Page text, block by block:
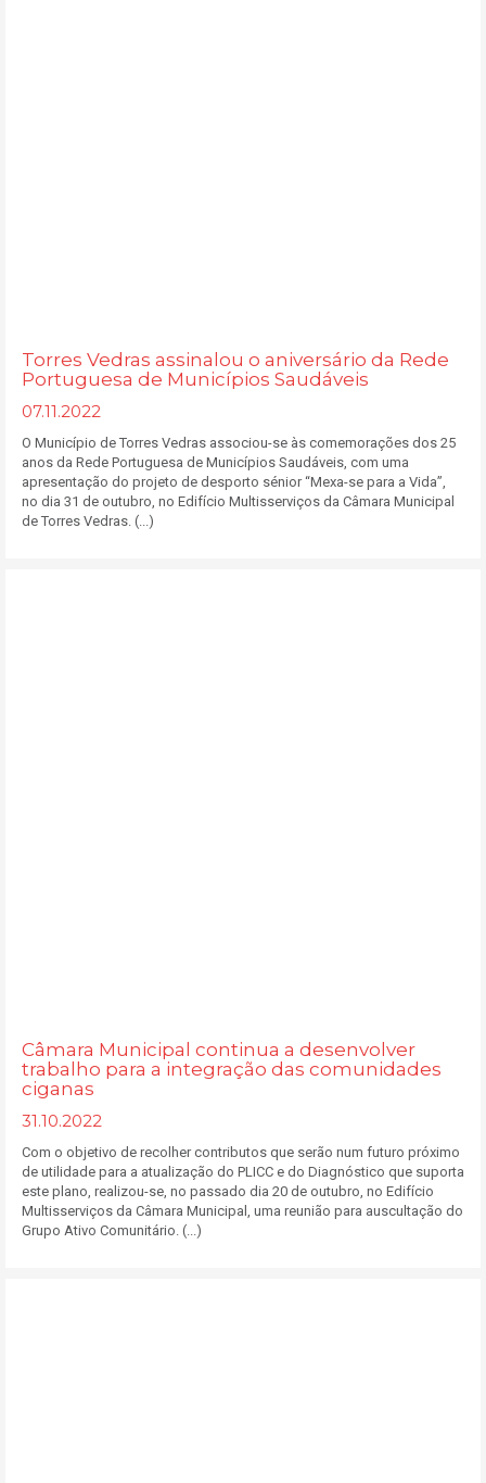
Torres Vedras assinalou o aniversário da Rede
Portuguesa de Municípios Saudáveis
07.11.2022
O Município de Torres Vedras associou-se às comemorações dos 25
anos da Rede Portuguesa de Municípios Saudáveis, com uma
apresentação do projeto de desporto sénior “Mexa-se para a Vida”,
no dia 31 de outubro, no Edifício Multisserviços da Câmara Municipal
de Torres Vedras. (...)
Câmara Municipal continua a desenvolver
trabalho para a integração das comunidades
ciganas
31.10.2022
Com o objetivo de recolher contributos que serão num futuro próximo
de utilidade para a atualização do PLICC e do Diagnóstico que suporta
este plano, realizou-se, no passado dia 20 de outubro, no Edifício
Multisserviços da Câmara Municipal, uma reunião para auscultação do
Grupo Ativo Comunitário. (...)